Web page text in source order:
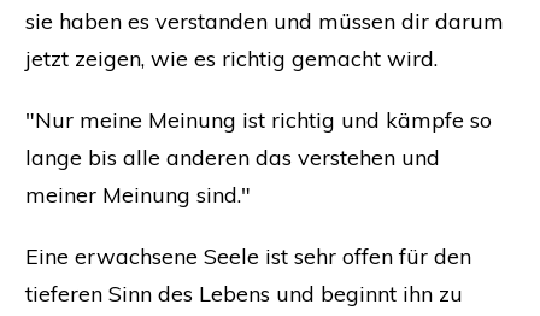
sie haben es verstanden und müssen dir darum
jetzt zeigen, wie es richtig gemacht wird.
"Nur meine Meinung ist richtig und kämpfe so
lange bis alle anderen das verstehen und
meiner Meinung sind."
Eine erwachsene Seele ist sehr offen für den
tieferen Sinn des Lebens und beginnt ihn zu